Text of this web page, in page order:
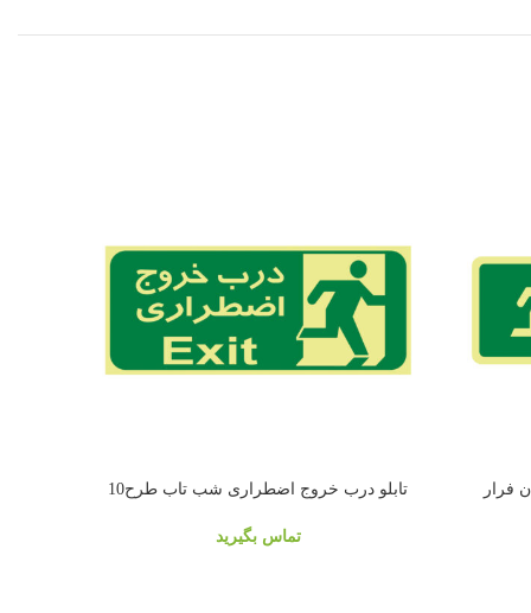
تابلو درب خروج اضطراری شب تاب طرح10
تماس بگیرید